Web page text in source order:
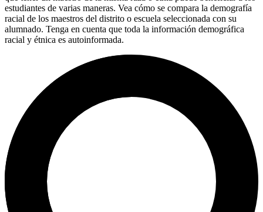
estudiantes de varias maneras. Vea cómo se compara la demografía
racial de los maestros del distrito o escuela seleccionada con su
alumnado. Tenga en cuenta que toda la información demográfica
racial y étnica es autoinformada.